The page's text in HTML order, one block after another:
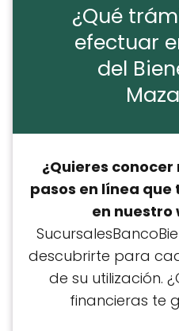
¿Qué
efectuar
del
¿Quieres
pasos en línea
en nuestro
descubrirte para
de su utilización.
financieras te